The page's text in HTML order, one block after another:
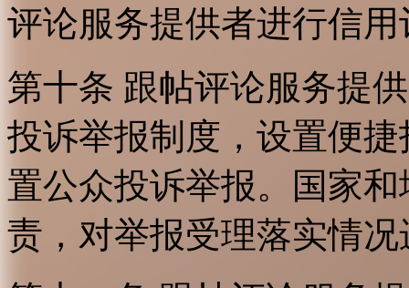
评论服务提供者进行信用
第十条 跟帖评论服务提
投诉举报制度，设置便
置公众投诉举报。国家
责，对举报受理落实情